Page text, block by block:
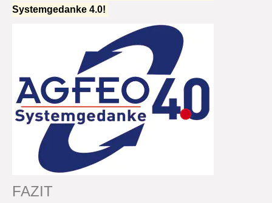
Systemgedanke 4.0!
FAZIT